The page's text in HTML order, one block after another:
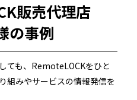
販売代理店
の事例
ても、RemoteLOCKをひと
組みやサービスの情報発信を